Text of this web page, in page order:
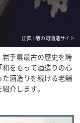
出典 : 菊の司酒造サイト
岩手県最古の歴史を誇
和をもって酒造りの心
た酒造りを続ける老舗
介します。